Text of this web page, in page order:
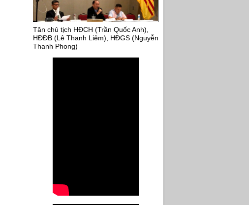
Tân chủ tịch HĐCH (Trần Quốc Anh),
HĐĐB (Lê Thanh Liêm), HĐGS (Nguyễn
Thanh Phong)